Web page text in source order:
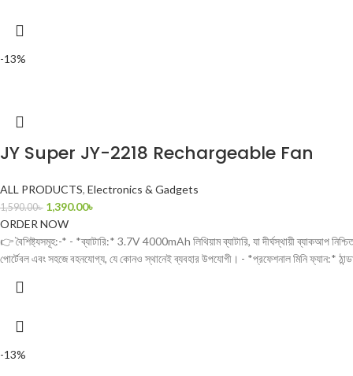
-13%
JY Super JY-2218 Rechargeable Fan
ALL PRODUCTS, Electronics & Gadgets
1,590.00৳ 1,390.00৳
ORDER NOW
👉 বৈশিষ্ট্যসমূহ:-* - *ব্যাটারি:* 3.7V 4000mAh লিথিয়াম ব্যাটারি, যা দীর্ঘস্থায়ী ব্যাকআপ
পোর্টেবল এবং সহজে বহনযোগ্য, যে কোনও স্থানেই ব্যবহার উপযোগী। - *প্রফেশনাল মিনি ফ্যান:*
-13%